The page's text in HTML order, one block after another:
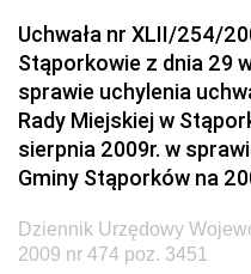
Środowiska
Dziennik Urzędowy
Gospodarki Terenowej
Dziennik Urzędowy
Gospodarki
Dziennik Urzędowy
Dziennik Urzędowy
Uchwała nr XLII/254/
Stąporkowie z dnia 29
sprawie uchylenia
Rady Miejskiej w
sierpnia 2009r. w
Gminy Stąporków na
Dziennik Urzędowy
2009 nr 474 poz. 3451